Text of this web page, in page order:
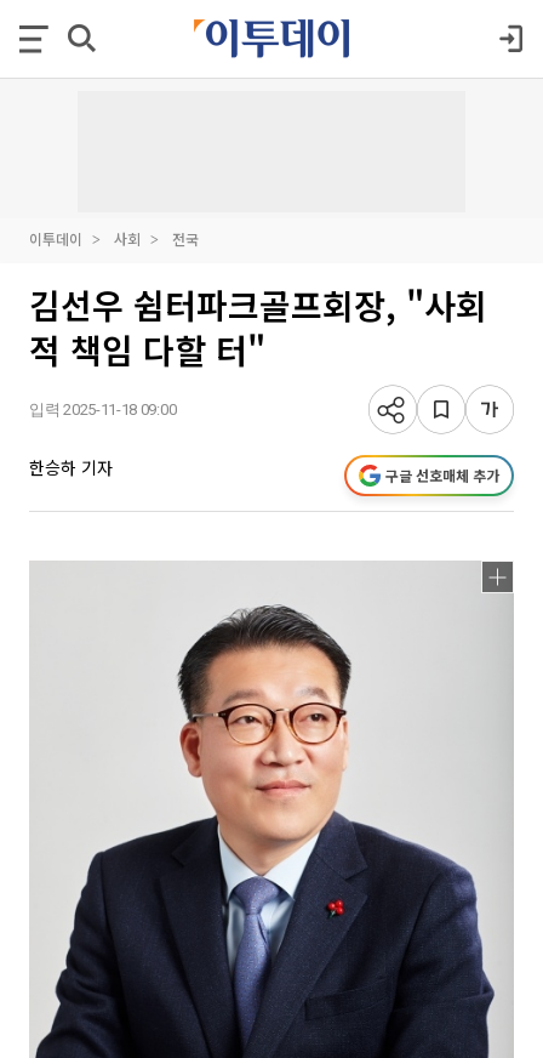
이투데이 사회 전국
김선우 쉼터파크골프회장, "사회
적 책임 다할 터"
입력 2025-11-18 09:00
한승하 기자 구글 선호매체 추가